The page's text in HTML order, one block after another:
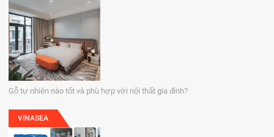
Gỗ tự nhiên nào tốt và phù hợp với nội thất gia đình?
VINASEA